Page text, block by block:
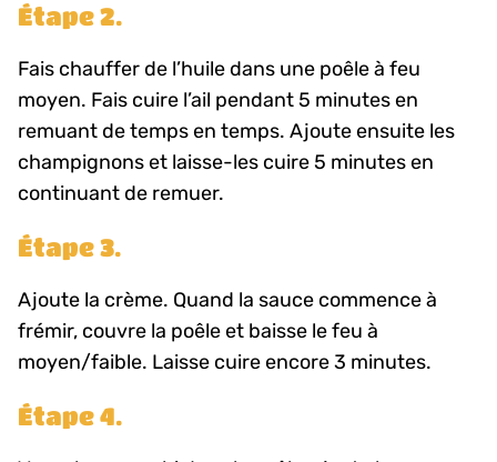
Étape 2.
Fais chauffer de l’huile dans une poêle à feu
moyen. Fais cuire l’ail pendant 5 minutes en
remuant de temps en temps. Ajoute ensuite les
champignons et laisse-les cuire 5 minutes en
continuant de remuer.
Étape 3.
Ajoute la crème. Quand la sauce commence à
frémir, couvre la poêle et baisse le feu à
moyen/faible. Laisse cuire encore 3 minutes.
Étape 4.